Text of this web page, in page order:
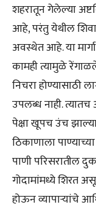
शहरातून गेलेल्या
आहे, परंतु येथील
अवस्थेत आहे. या
कामही त्यामुळे
निचरा होण्यासाठी
उपलब्ध नाही. त्यातच
पेक्षा खूपच उंच
ठिकाणाला
पाणी परिसरातील
गोदामांमध्ये शिरत
होऊन व्यापाऱ्यांचे